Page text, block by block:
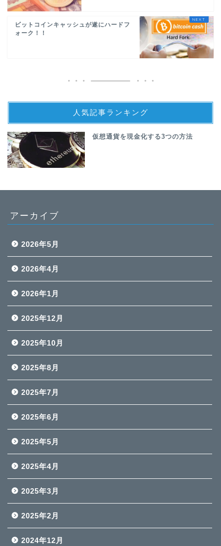
ビットコインキャッシュが遂にハードフ
ォーク！！
人気記事ランキング
仮想通貨を現金化する3つの方法
アーカイブ
2026年5月
2026年4月
2026年1月
2025年12月
2025年10月
2025年8月
2025年7月
2025年6月
2025年5月
2025年4月
2025年3月
2025年2月
2024年12月